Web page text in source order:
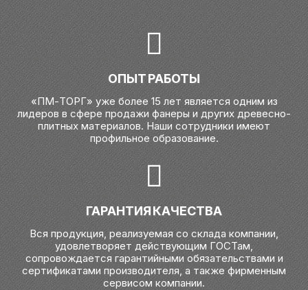
ОПЫТ РАБОТЫ
«ПМ-ТОРГ» уже более 15 лет является одним из
лидеров в сфере продажи фанеры и других древесно-
плитных материалов. Наши сотрудники имеют
профильное образование.
ГАРАНТИЯ КАЧЕСТВА
Вся продукция, реализуемая со склада компании,
удовлетворяет действующим ГОСТам,
сопровождается гарантийными обязательствами и
сертификатами производителя, а также фирменным
сервисом компании.